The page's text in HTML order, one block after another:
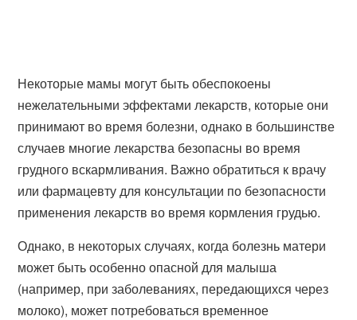
Некоторые мамы могут быть обеспокоены
нежелательными эффектами лекарств, которые они
принимают во время болезни, однако в большинстве
случаев многие лекарства безопасны во время
грудного вскармливания. Важно обратиться к врачу
или фармацевту для консультации по безопасности
применения лекарств во время кормления грудью.
Однако, в некоторых случаях, когда болезнь матери
может быть особенно опасной для малыша
(например, при заболеваниях, передающихся через
молоко), может потребоваться временное